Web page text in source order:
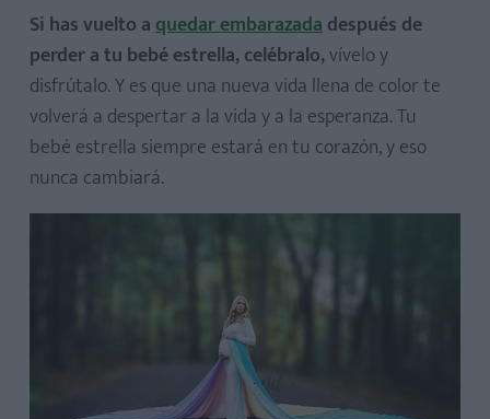
Si has vuelto aquedar embarazadadespués de
perder a tu bebé estrella, celébralo,vívelo y
disfrútalo. Y es que una nueva vida llena de color te
volverá a despertar a la vida y a la esperanza. Tu
bebé estrella siempre estará en tu corazón, y eso
nunca cambiará.